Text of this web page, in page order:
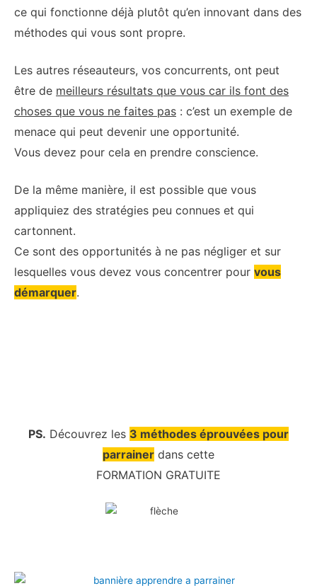
ce qui fonctionne déjà plutôt qu’en innovant dans des
méthodes qui vous sont propre.
Les autres réseauteurs, vos concurrents, ont peut
être de meilleurs résultats que vous car ils font des
choses que vous ne faites pas : c’est un exemple de
menace qui peut devenir une opportunité.
Vous devez pour cela en prendre conscience.
De la même manière, il est possible que vous
appliquiez des stratégies peu connues et qui
cartonnent.
Ce sont des opportunités à ne pas négliger et sur
lesquelles vous devez vous concentrer pour vous
démarquer.
PS. Découvrez les 3 méthodes éprouvées pour
parrainer dans cette
FORMATION GRATUITE